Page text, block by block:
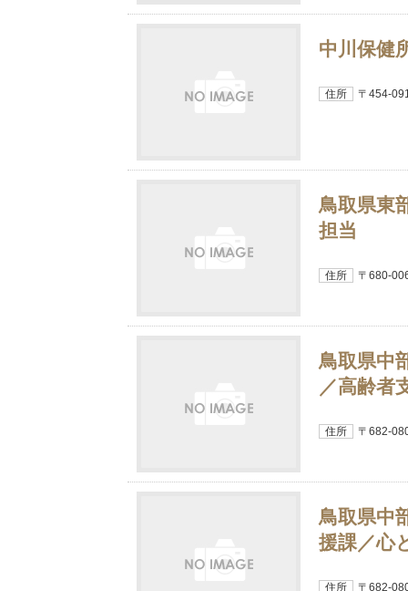
中川保健
住所 〒454-
鳥取県東
担当
住所 〒680-
鳥取県中
／高齢者
住所 〒682-
鳥取県中
援課／心
住所 〒682-